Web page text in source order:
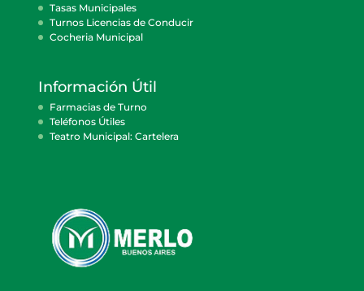
Tasas Municipales
Turnos Licencias de Conducir
Cocheria Municipal
Información Útil
Farmacias de Turno
Teléfonos Útiles
Teatro Municipal: Cartelera